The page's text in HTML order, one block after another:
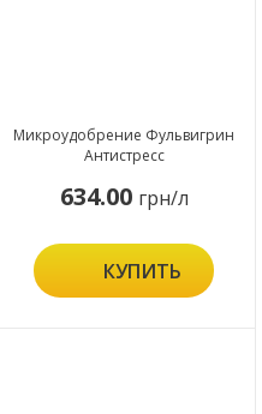
Микроудобрение Фульвигрин
Антистресс
634.00 грн/л
КУПИТЬ